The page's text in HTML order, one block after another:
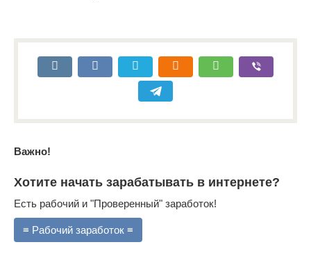
Важно!
Хотите начать зарабатывать в интернете?
Есть рабочий и "Проверенный" заработок!
≡ Рабочий заработок ≡